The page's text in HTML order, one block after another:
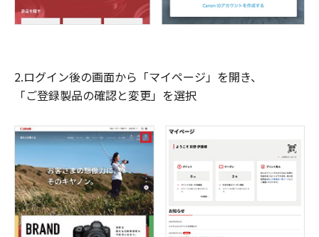
2.ログイン後の画面から「マイページ」を開き、
「ご登録製品の確認と変更」を選択